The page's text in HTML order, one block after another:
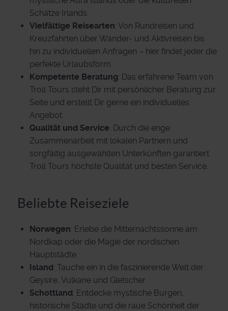
Schätze Irlands.
Vielfältige Reisearten: Von Rundreisen und
Kreuzfahrten über Wander- und Aktivreisen bis
hin zu individuellen Anfragen – hier findet jeder die
perfekte Urlaubsform.
Kompetente Beratung: Das erfahrene Team von
Troll Tours steht Dir mit persönlicher Beratung zur
Seite und erstellt Dir gerne ein individuelles
Angebot.
Qualität und Service: Durch die enge
Zusammenarbeit mit lokalen Partnern und
sorgfältig ausgewählten Unterkünften garantiert
Troll Tours höchste Qualität und besten Service.
Beliebte Reiseziele
Norwegen: Erlebe die Mitternachtssonne am
Nordkap oder die Magie der nordischen
Hauptstädte.
Island: Tauche ein in die faszinierende Welt der
Geysire, Vulkane und Gletscher.
Schottland: Entdecke mystische Burgen,
historische Städte und die raue Schönheit der